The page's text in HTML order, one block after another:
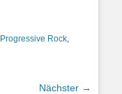
Progressive Rock,
Nächster →